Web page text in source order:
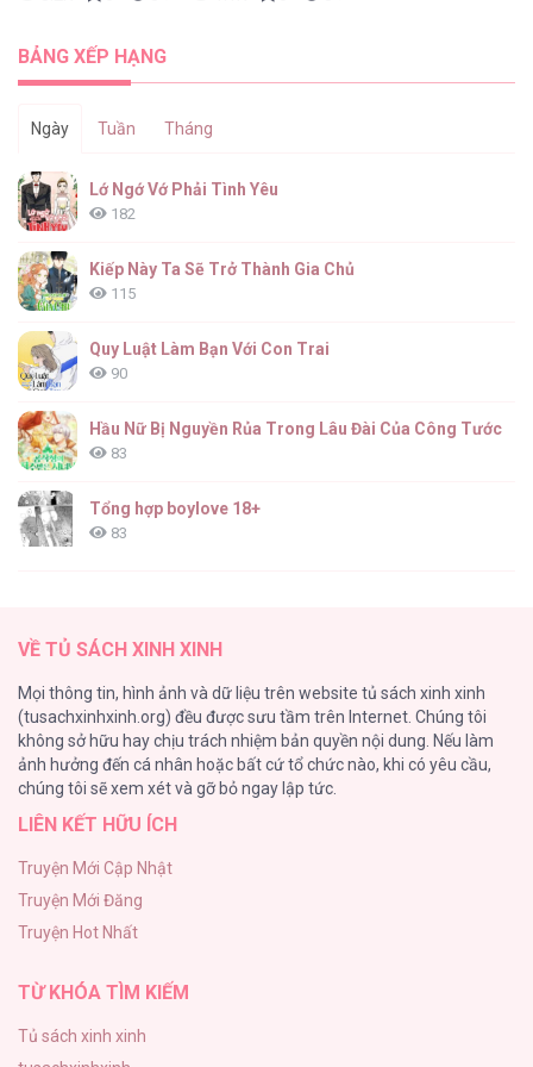
BẢNG XẾP HẠNG
Ngày Tuần Tháng
Lớ Ngớ Vớ Phải Tình Yêu
182
Kiếp Này Ta Sẽ Trở Thành Gia Chủ
115
Quy Luật Làm Bạn Với Con Trai
90
Hầu Nữ Bị Nguyền Rủa Trong Lâu Đài Của Công Tước
83
Tổng hợp boylove 18+
83
82
TUYỂN TẬP MANHWA BÍ MẬT CƠ THỂ
74
Mối Tình Thầm Kín
Căn Nhà Của Dị Nhân
56
VỀ TỦ SÁCH XINH XINH
Mọi thông tin, hình ảnh và dữ liệu trên website tủ sách xinh xinh
(tusachxinhxinh.org) đều được sưu tầm trên Internet. Chúng tôi
không sở hữu hay chịu trách nhiệm bản quyền nội dung. Nếu làm
ảnh hưởng đến cá nhân hoặc bất cứ tổ chức nào, khi có yêu cầu,
chúng tôi sẽ xem xét và gỡ bỏ ngay lập tức.
LIÊN KẾT HỮU ÍCH
Truyện Mới Cập Nhật
Truyện Mới Đăng
Truyện Hot Nhất
TỪ KHÓA TÌM KIẾM
Tủ sách xinh xinh